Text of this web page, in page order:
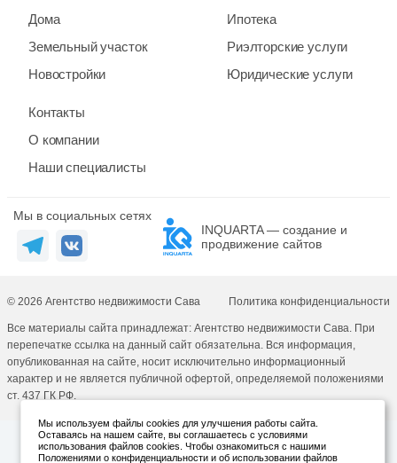
Дома
Земельный участок
Новостройки
Ипотека
Риэлторские услуги
Юридические услуги
Контакты
О компании
Наши специалисты
Мы в социальных сетях
INQUARTA — создание и
продвижение сайтов
© 2026 Агентство недвижимости Сава Политика конфиденциальности
Все материалы сайта принадлежат: Агентство недвижимости Сава. При
перепечатке ссылка на данный сайт обязательна. Вся информация,
опубликованная на сайте, носит исключительно информационный
характер и не является публичной офертой, определяемой положениями
ст. 437 ГК РФ.
Мы используем файлы cookies для улучшения работы сайта.
Оставаясь на нашем сайте, вы соглашаетесь с условиями
использования файлов cookies. Чтобы ознакомиться с нашими
Положениями о конфиденциальности и об использовании файлов